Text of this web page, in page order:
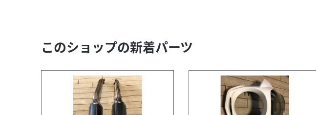
このショップの新着パーツ